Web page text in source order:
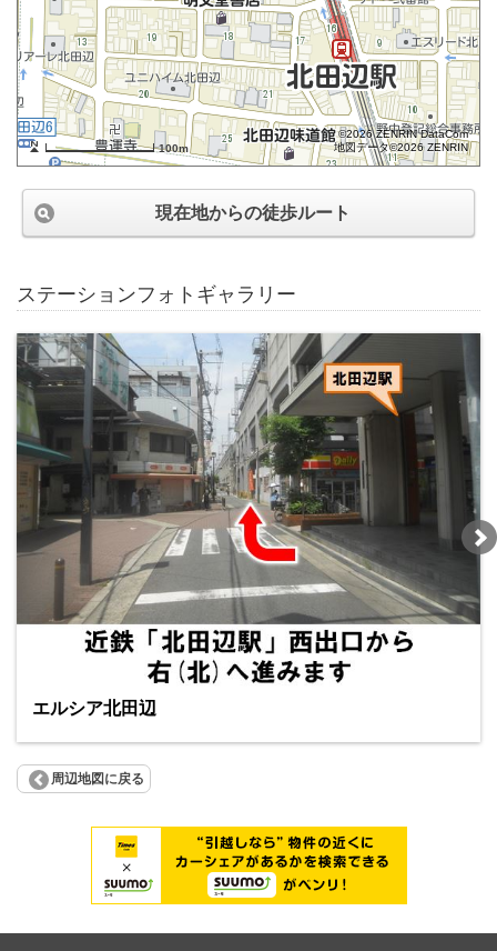
100m
©2026 ZENRIN DataCom
地図データ©2026 ZENRIN
現在地からの徒歩ルート
ステーションフォトギャラリー
エルシア北田辺
周辺地図に戻る